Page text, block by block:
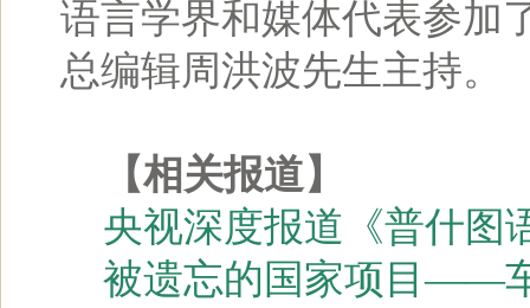
语言学界和媒体代表参加
总编辑周洪波先生主持。
【相关报道】
央视深度报道《普什图
被遗忘的国家项目——